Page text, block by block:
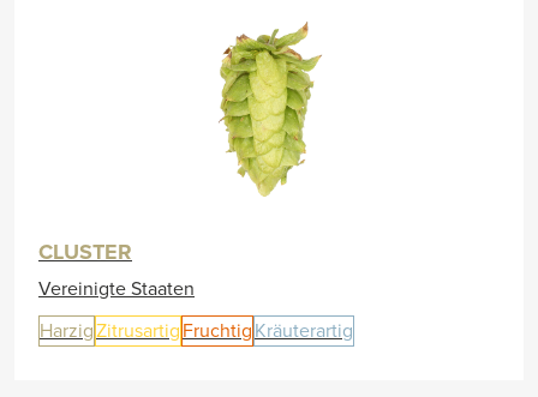
CLUSTER
Vereinigte Staaten
HarzigZitrusartig Fruchtig Kräuterartig